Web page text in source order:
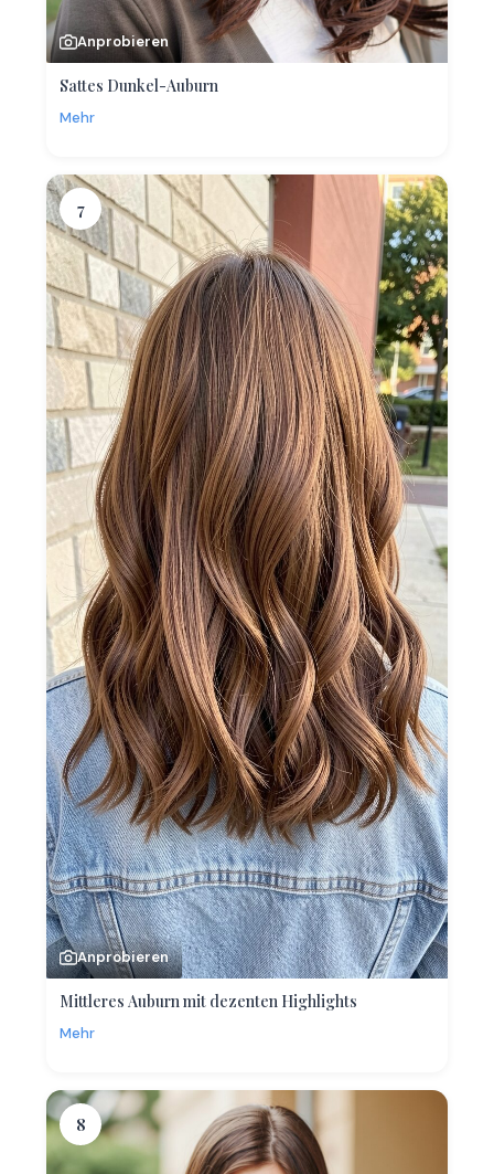
Anprobieren
Sattes Dunkel-Auburn
Mehr
7
Anprobieren
Mittleres Auburn mit dezenten Highlights
Mehr
8